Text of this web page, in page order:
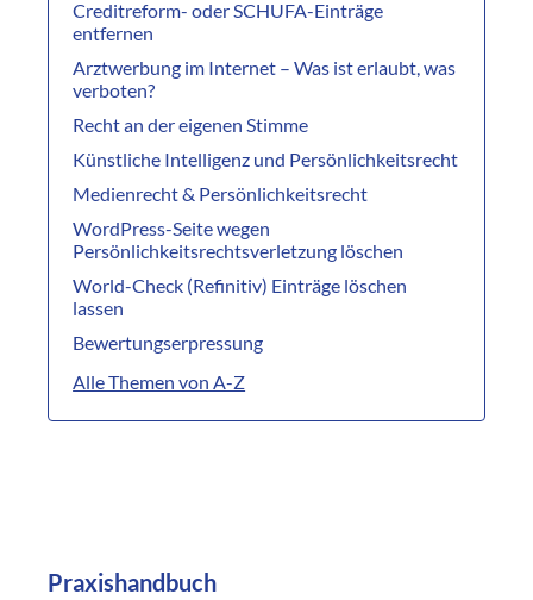
Creditreform- oder SCHUFA-Einträge
entfernen
Arztwerbung im Internet – Was ist erlaubt, was
verboten?
Recht an der eigenen Stimme
Künstliche Intelligenz und Persönlichkeitsrecht
Medienrecht & Persönlichkeitsrecht
WordPress-Seite wegen
Persönlichkeitsrechtsverletzung löschen
World-Check (Refinitiv) Einträge löschen
lassen
Bewertungserpressung
Alle Themen von A-Z
Praxishandbuch